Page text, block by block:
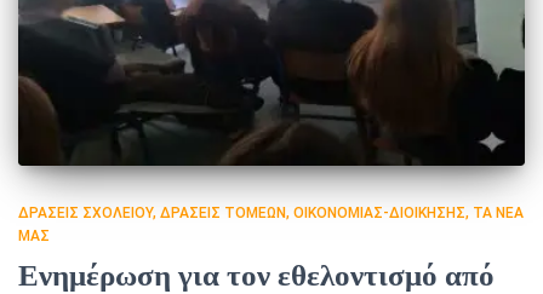
ΔΡΆΣΕΙΣ ΣΧΟΛΕΊΟΥ ΔΡΆΣΕΙΣ ΤΟΜΈΩΝ ΟΙΚΟΝΟΜΊΑΣ-ΔΙΟΊΚΗΣΗΣ ΤΑ ΝΈΑ
ΜΑΣ
Ενημέρωση για τον εθελοντισμό από